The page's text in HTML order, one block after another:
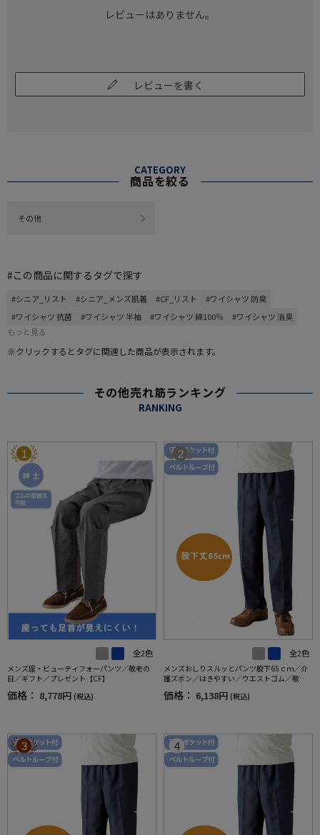
レビューはありません。
レビューを書く
CATEGORY
商品を絞る
その他
#この商品に関するタグで探す
#シニア_リスト #シニア_メンズ肌着 #CF_リスト
#ワイシャツ 防臭
#ワイシャツ 抗菌
#ワイシャツ 半袖 #ワイシャツ 綿100％
#ワイシャツ 消臭
もっと見る
※クリックするとタグに関連した商品が表示されます。
その他売れ筋ランキング
RANKING
1
全2色
メンズ座・ビューティフォーパンツ／敬老の
日／ギフト／プレゼント【CF】
価格： 8,778円 (税込)
2
全2色
メンズおしりスルッとパンツ股下65ｃｍ／介
護ズボン／はきやすい／ウエストゴム／敬老
の日／ギフト／プレゼント【CF】
価格： 6,138円 (税込)
3 4